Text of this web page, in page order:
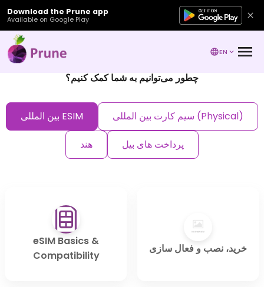
Download the Prune app
Available on Google Play
EN
چطور می‌توانیم به شما کمک کنیم؟
بین المللی ESIM سیم کارت بین المللی (Physical)
هند پرداخت های بیل
eSIM Basics &
Compatibility
خرید، نصب و فعال سازی